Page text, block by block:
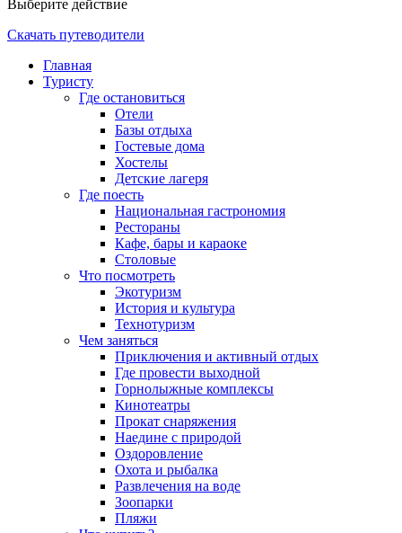
Выберите действие
Скачать путеводители
Главная
Туристу
Где остановиться
Отели
Базы отдыха
Гостевые дома
Хостелы
Детские лагеря
Где поесть
Национальная гастрономия
Рестораны
Кафе, бары и караоке
Столовые
Что посмотреть
Экотуризм
История и культура
Технотуризм
Чем заняться
Приключения и активный отдых
Где провести выходной
Горнолыжные комплексы
Кинотеатры
Прокат снаряжения
Наедине с природой
Оздоровление
Охота и рыбалка
Развлечения на воде
Зоопарки
Пляжи